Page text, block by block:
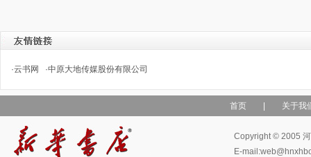
·云书网 ·中原大地传媒股份有限公司
首页| 关于我
Copyright © 2005
E-